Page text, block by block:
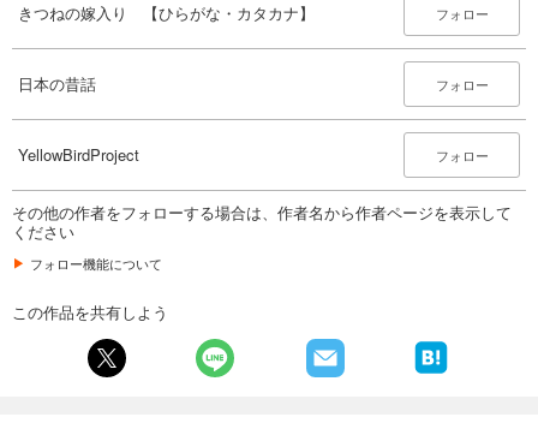
きつねの嫁入り 【ひらがな・カタカナ】 フォロー
日本の昔話 フォロー
YellowBirdProject フォロー
その他の作者をフォローする場合は、作者名から作者ページを表示して
ください
フォロー機能について
この作品を共有しよう